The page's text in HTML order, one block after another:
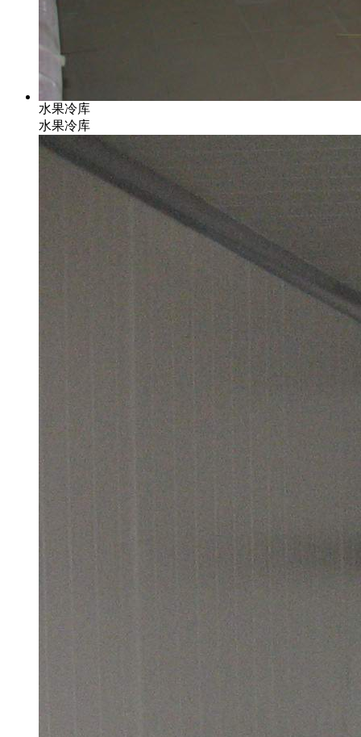
水果冷库
水果冷库